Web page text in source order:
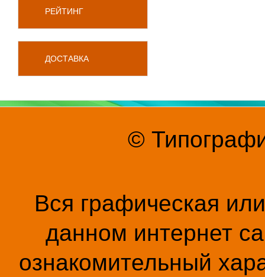
РЕЙТИНГ
ДОСТАВКА
©
Вся графическая
данном интернет
ознакомительный